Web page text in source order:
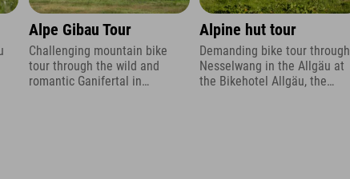
Alpe Gibau Tour
Challenging mountain bike
tour through the wild and
romantic Ganifertal in
Alpine hut tour
Demanding bike tour through
Nesselwang in the Allgäu at
the Bikehotel Allgäu, the